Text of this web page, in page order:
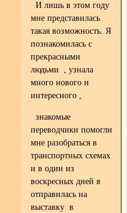
И лишь в этом году
мне представилась
такая возможность. Я
познакомилась с
прекрасными
людьми , узнала
много нового и
интересного ,
знакомые
переводчики помогли
мне разобраться в
транспортных схемах
и в один из
воскресных дней я
отправилась на
выставку в